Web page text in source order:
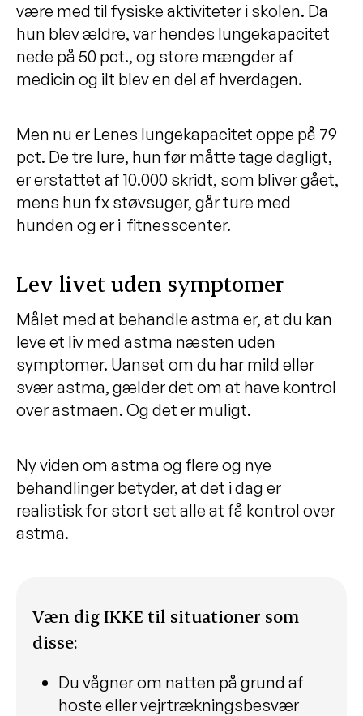
være med til fysiske aktiviteter i skolen. Da
hun blev ældre, var hendes lungekapacitet
nede på 50 pct., og store mængder af
medicin og ilt blev en del af hverdagen.
Men nu er Lenes lungekapacitet oppe på 79
pct. De tre lure, hun før måtte tage dagligt,
er erstattet af 10.000 skridt, som bliver gået,
mens hun fx støvsuger, går ture med
hunden og er i fitnesscenter.
Lev livet uden symptomer
Målet med at behandle astma er, at du kan
leve et liv med astma næsten uden
symptomer. Uanset om du har mild eller
svær astma, gælder det om at have kontrol
over astmaen. Og det er muligt.
Ny viden om astma og flere og nye
behandlinger betyder, at det i dag er
realistisk for stort set alle at få kontrol over
astma.
Væn dig IKKE til situationer som
disse:
Du vågner om natten på grund af
hoste eller vejrtrækningsbesvær